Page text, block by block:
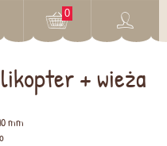
0
+ wieża
mm